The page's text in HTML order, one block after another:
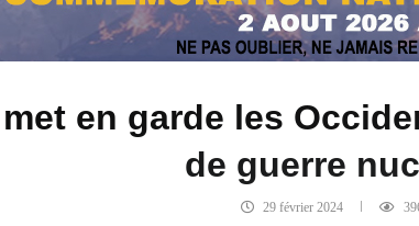
en garde les
de guerre
29 février 2024